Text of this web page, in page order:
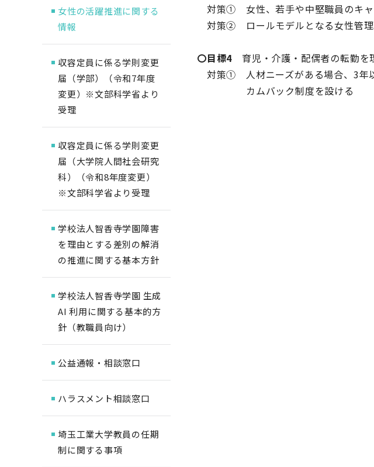
対策① 女性、若手や中堅職員のキャ
対策② ロールモデルとなる女性管理
〇目標4 育児・介護・配偶者の転勤を
対策① 人材ニーズがある場合、3年
カムバック制度を設ける
女性の活躍推進に関する
情報
収容定員に係る学則変更
届（学部）（令和7年度
変更）※文部科学省より
受理
収容定員に係る学則変更
届（大学院人間社会研究
科）（令和8年度変更）
※文部科学省より受理
学校法人智香寺学園障害
を理由とする差別の解消
の推進に関する基本方針
学校法人智香寺学園 生成
AI 利用に関する基本的方
針（教職員向け）
公益通報・相談窓口
ハラスメント相談窓口
埼玉工業大学教員の任期
制に関する事項